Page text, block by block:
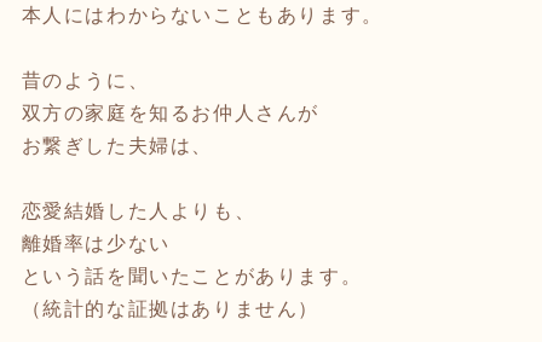
本人にはわからないこともあります。
昔のように、
双方の家庭を知るお仲人さんが
お繋ぎした夫婦は、
恋愛結婚した人よりも、
離婚率は少ない
という話を聞いたことがあります。
（統計的な証拠はありません）